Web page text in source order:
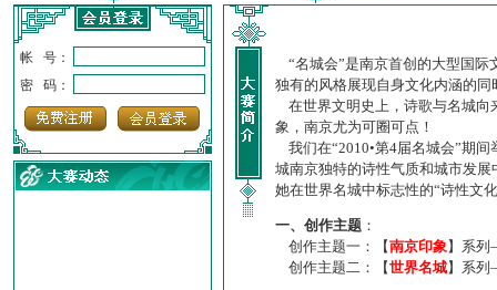
帐 号：
密 码：
“名城会”是南京首创的大型国际
独有的风格展现自身文化内涵的
在世界文明史上，诗歌与名城向
象，南京尤为可圈可点！
我们在“2010•第4届名城会”期
城南京独特的诗性气质和城市发
她在世界名城中标志性的“诗性文
一、创作主题 ：
创作主题一：【南京印象】系
创作主题二：【世界名城】系